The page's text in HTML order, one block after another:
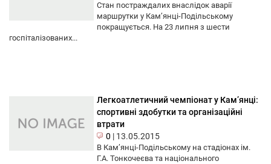
Стан постраждалих внаслідок аварії
маршрутки у Кам’янці-Подільському
покращується. На 23 липня з шести
госпіталізованих...
Легкоатлетичний чемпіонат у Кам’янці:
спортивні здобутки та організаційні
втрати
0 | 13.05.2015
В Кам’янці-Подільському на стадіонах ім.
Г.А. Тонкочеєва та національного